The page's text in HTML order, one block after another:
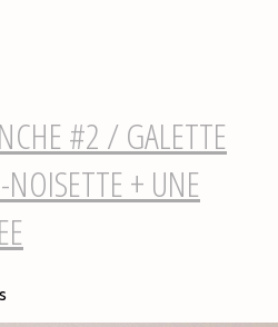
#2 / GALETTE
+ UNE